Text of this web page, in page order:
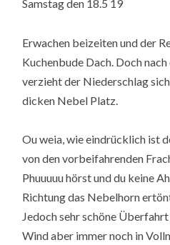
Samstag den 18.5 19
Erwachen beizeiten und der
Kuchenbude Dach. Doch
verzieht der Niederschlag
dicken Nebel Platz.
Ou weia, wie eindrücklich ist
von den vorbeifahrenden
Phuuuuu hörst und du keine
Richtung das Nebelhorn
Jedoch sehr schöne
Wind aber immer noch in